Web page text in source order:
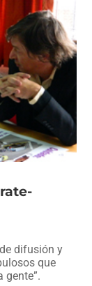
difusión y
que
gente”.